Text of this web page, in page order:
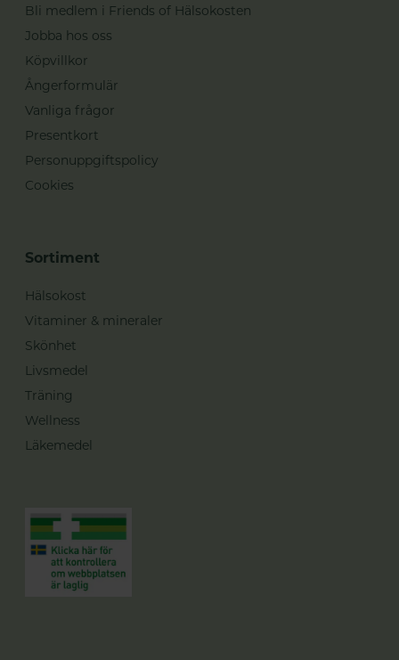
Bli medlem i Friends of Hälsokosten
Jobba hos oss
Köpvillkor
Ångerformulär
Vanliga frågor
Presentkort
Personuppgiftspolicy
Cookies
Sortiment
Hälsokost
Vitaminer & mineraler
Skönhet
Livsmedel
Träning
Wellness
Läkemedel